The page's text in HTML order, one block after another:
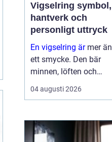
Vigselring symbol,
hantverk och
personligt uttryck
En vigselring ärmer än
ett smycke. Den bär
minnen, löften och
förhoppningar om
framtiden. Formen är
djup. Samtidigt ska
ringen fungera i vard...
04 augusti 2026